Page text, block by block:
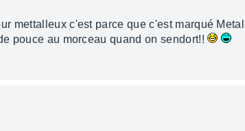
mettalleux c'est parce que c'est marqué
pouce au morceau quand on sendort!!